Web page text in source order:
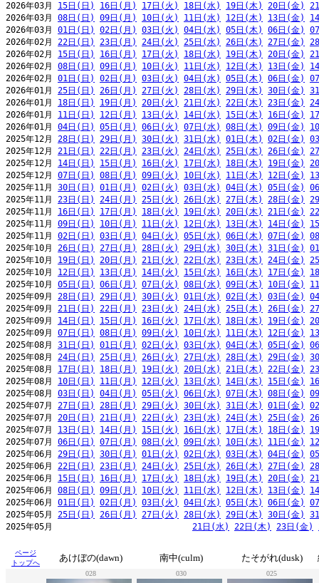
2026年03月 15日(日) 16日(月) 17日(火) 18日(水) 19日(木) 20日(金)
2026年03月 08日(日) 09日(月) 10日(火) 11日(水) 12日(木) 13日(金)
2026年03月 01日(日) 02日(月) 03日(火) 04日(水) 05日(木) 06日(金)
2026年02月 22日(日) 23日(月) 24日(火) 25日(水) 26日(木) 27日(金)
2026年02月 15日(日) 16日(月) 17日(火) 18日(水) 19日(木) 20日(金)
2026年02月 08日(日) 09日(月) 10日(火) 11日(水) 12日(木) 13日(金)
2026年02月 01日(日) 02日(月) 03日(火) 04日(水) 05日(木) 06日(金)
2026年01月 25日(日) 26日(月) 27日(火) 28日(水) 29日(木) 30日(金)
2026年01月 18日(日) 19日(月) 20日(火) 21日(水) 22日(木) 23日(金)
2026年01月 11日(日) 12日(月) 13日(火) 14日(水) 15日(木) 16日(金)
2026年01月 04日(日) 05日(月) 06日(火) 07日(水) 08日(木) 09日(金)
2025年12月 28日(日) 29日(月) 30日(火) 31日(水) 01日(木) 02日(金)
2025年12月 21日(日) 22日(月) 23日(火) 24日(水) 25日(木) 26日(金)
2025年12月 14日(日) 15日(月) 16日(火) 17日(水) 18日(木) 19日(金)
2025年12月 07日(日) 08日(月) 09日(火) 10日(水) 11日(木) 12日(金)
2025年11月 30日(日) 01日(月) 02日(火) 03日(水) 04日(木) 05日(金)
2025年11月 23日(日) 24日(月) 25日(火) 26日(水) 27日(木) 28日(金)
2025年11月 16日(日) 17日(月) 18日(火) 19日(水) 20日(木) 21日(金)
2025年11月 09日(日) 10日(月) 11日(火) 12日(水) 13日(木) 14日(金)
2025年11月 02日(日) 03日(月) 04日(火) 05日(水) 06日(木) 07日(金)
2025年10月 26日(日) 27日(月) 28日(火) 29日(水) 30日(木) 31日(金)
2025年10月 19日(日) 20日(月) 21日(火) 22日(水) 23日(木) 24日(金)
2025年10月 12日(日) 13日(月) 14日(火) 15日(水) 16日(木) 17日(金)
2025年10月 05日(日) 06日(月) 07日(火) 08日(水) 09日(木) 10日(金)
2025年09月 28日(日) 29日(月) 30日(火) 01日(水) 02日(木) 03日(金)
2025年09月 21日(日) 22日(月) 23日(火) 24日(水) 25日(木) 26日(金)
2025年09月 14日(日) 15日(月) 16日(火) 17日(水) 18日(木) 19日(金)
2025年09月 07日(日) 08日(月) 09日(火) 10日(水) 11日(木) 12日(金)
2025年08月 31日(日) 01日(月) 02日(火) 03日(水) 04日(木) 05日(金)
2025年08月 24日(日) 25日(月) 26日(火) 27日(水) 28日(木) 29日(金)
2025年08月 17日(日) 18日(月) 19日(火) 20日(水) 21日(木) 22日(金)
2025年08月 10日(日) 11日(月) 12日(火) 13日(水) 14日(木) 15日(金)
2025年08月 03日(日) 04日(月) 05日(火) 06日(水) 07日(木) 08日(金)
2025年07月 27日(日) 28日(月) 29日(火) 30日(水) 31日(木) 01日(金)
2025年07月 20日(日) 21日(月) 22日(火) 23日(水) 24日(木) 25日(金)
2025年07月 13日(日) 14日(月) 15日(火) 16日(水) 17日(木) 18日(金)
2025年07月 06日(日) 07日(月) 08日(火) 09日(水) 10日(木) 11日(金)
2025年06月 29日(日) 30日(月) 01日(火) 02日(水) 03日(木) 04日(金)
2025年06月 22日(日) 23日(月) 24日(火) 25日(水) 26日(木) 27日(金)
2025年06月 15日(日) 16日(月) 17日(火) 18日(水) 19日(木) 20日(金)
2025年06月 08日(日) 09日(月) 10日(火) 11日(水) 12日(木) 13日(金)
2025年06月 01日(日) 02日(月) 03日(火) 04日(水) 05日(木) 06日(金)
2025年05月 25日(日) 26日(月) 27日(火) 28日(水) 29日(木) 30日(金)
2025年05月 21日(水) 22日(木) 23日(金)
ページ
トップへ
あけぼの(dawn) 南中(culm) たそがれ(dusk)
028 030 025